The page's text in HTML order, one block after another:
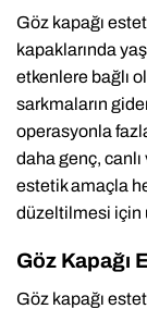
Göz kapağı
kapaklarında
etkenlere bağlı
sarkmaların
operasyonla
daha genç,
estetik amaçla
düzeltilmesi için
Göz Kapağı
Göz kapağı